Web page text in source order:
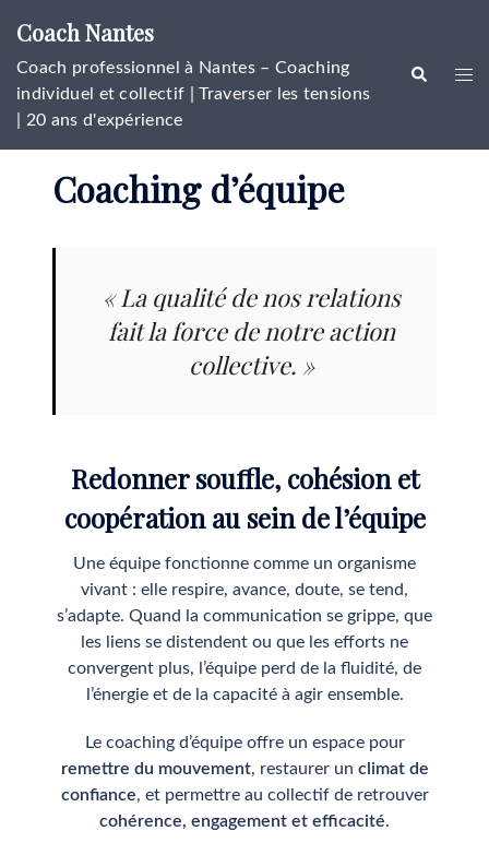
contenu
Coach Nantes
Coach professionnel à Nantes – Coaching
individuel et collectif | Traverser les tensions
| 20 ans d'expérience
Rechercher
Coaching d’équipe
« La qualité de nos relations
fait la force de notre action
collective. »
Redonner souffle, cohésion et
coopération au sein de l’équipe
Une équipe fonctionne comme un organisme
vivant : elle respire, avance, doute, se tend,
s’adapte. Quand la communication se grippe, que
les liens se distendent ou que les efforts ne
convergent plus, l’équipe perd de la fluidité, de
l’énergie et de la capacité à agir ensemble.
Le coaching d’équipe offre un espace pour
remettre du mouvement, restaurer un climat de
confiance, et permettre au collectif de retrouver
cohérence, engagement et efficacité.